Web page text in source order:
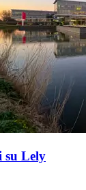
su Lely